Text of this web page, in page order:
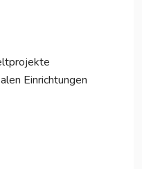
Einrichtungen